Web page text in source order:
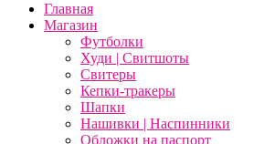
Главная
Магазин
Футболки
Худи | Свитшоты
Свитеры
Кепки-тракеры
Шапки
Нашивки | Наспинники
Обложки на паспорт